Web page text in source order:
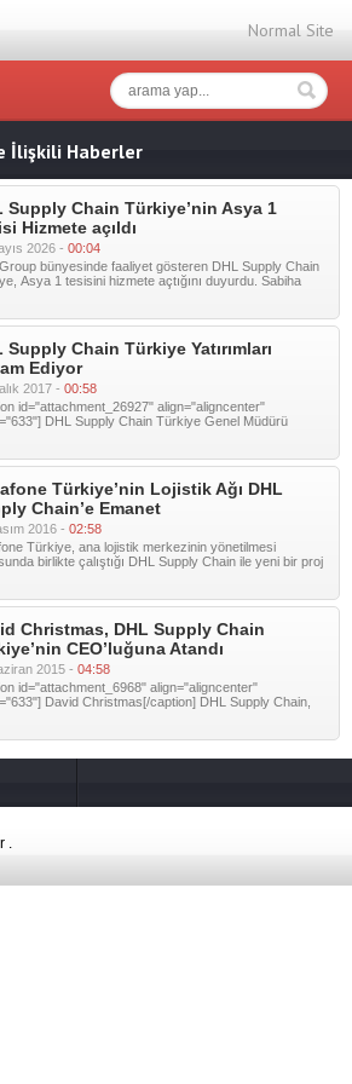
Normal Site
İlişkili Haberler
Supply Chain Türkiye’nin Asya 1
Hizmete açıldı
2026 - 00:04
bünyesinde faaliyet gösteren DHL Supply Chain
Asya 1 tesisini hizmete açtığını duyurdu. Sabiha
Supply Chain Türkiye Yatırımları
Ediyor
2017 - 00:58
id="attachment_26927" align="aligncenter"
DHL Supply Chain Türkiye Genel Müdürü
Türkiye’nin Lojistik Ağı DHL
Chain’e Emanet
2016 - 02:58
Türkiye, ana lojistik merkezinin yönetilmesi
birlikte çalıştığı DHL Supply Chain ile yeni bir proj
Christmas, DHL Supply Chain
CEO’luğuna Atandı
2015 - 04:58
id="attachment_6968" align="aligncenter"
David Christmas[/caption] DHL Supply Chain,
.